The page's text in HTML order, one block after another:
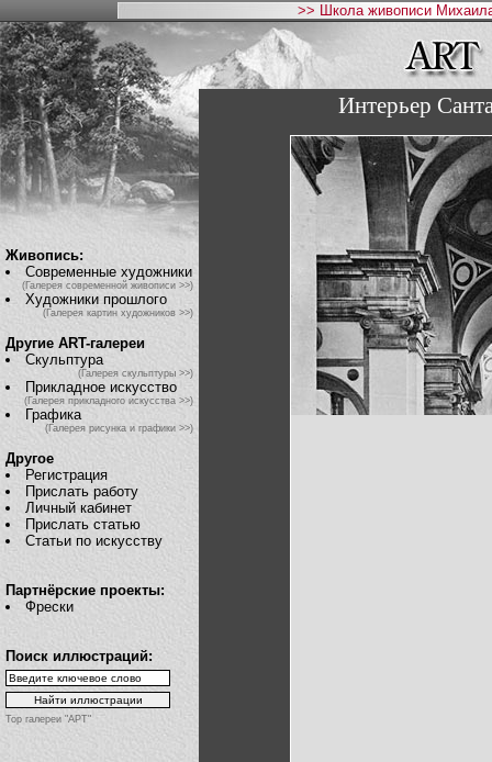
>> Школа живописи
Живопись:
Современные художники
(Галерея современной живописи >>)
Художники прошлого
(Галерея картин художников >>)
Другие ART-галереи
Скульптура
(Галерея скульптуры >>)
Прикладное искусство
(Галерея прикладного искусства >>)
Графика
(Галерея рисунка и графики >>)
Другое
Регистрация
Прислать работу
Личный кабинет
Прислать статью
Статьи по искусству
Партнёрские проекты:
Фрески
Поиск иллюстраций:
Top галереи "АРТ"
Интерьер